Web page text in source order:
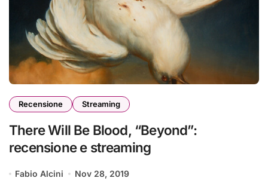
Recensione Streaming
There Will Be Blood, “Beyond”:
recensione e streaming
Fabio Alcini Nov 28, 2019